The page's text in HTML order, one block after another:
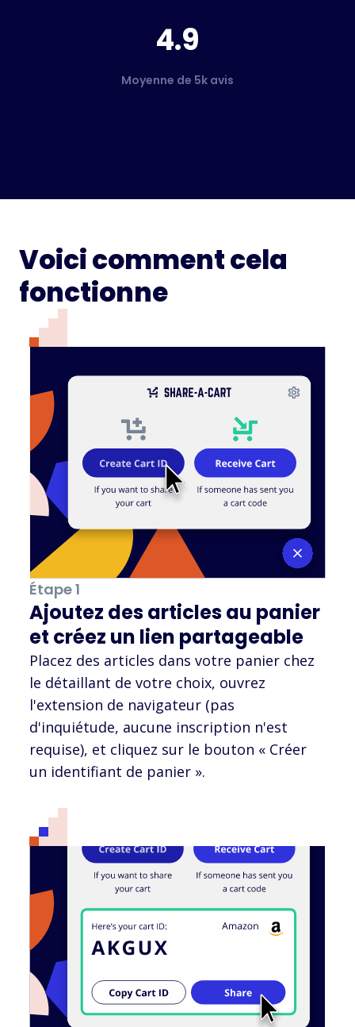
4.9
Moyenne de 5k avis
Voici comment cela
fonctionne
Étape 1
Ajoutez des articles au panier
et créez un lien partageable
Placez des articles dans votre panier chez
le détaillant de votre choix, ouvrez
l'extension de navigateur (pas
d'inquiétude, aucune inscription n'est
requise), et cliquez sur le bouton « Créer
un identifiant de panier ».